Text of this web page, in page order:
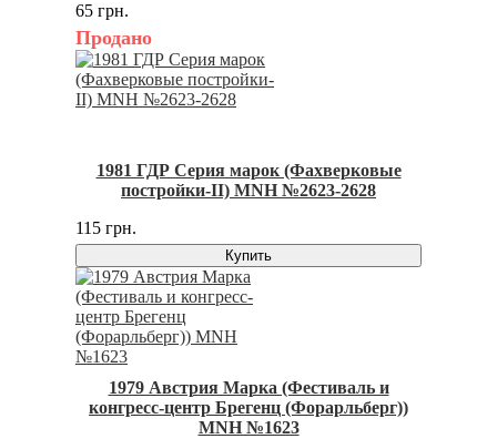
65 грн.
Продано
1981 ГДР Серия марок (Фахверковые
постройки-II) MNH №2623-2628
115 грн.
Купить
1979 Австрия Марка (Фестиваль и
конгресс-центр Брегенц (Форарльберг))
MNH №1623